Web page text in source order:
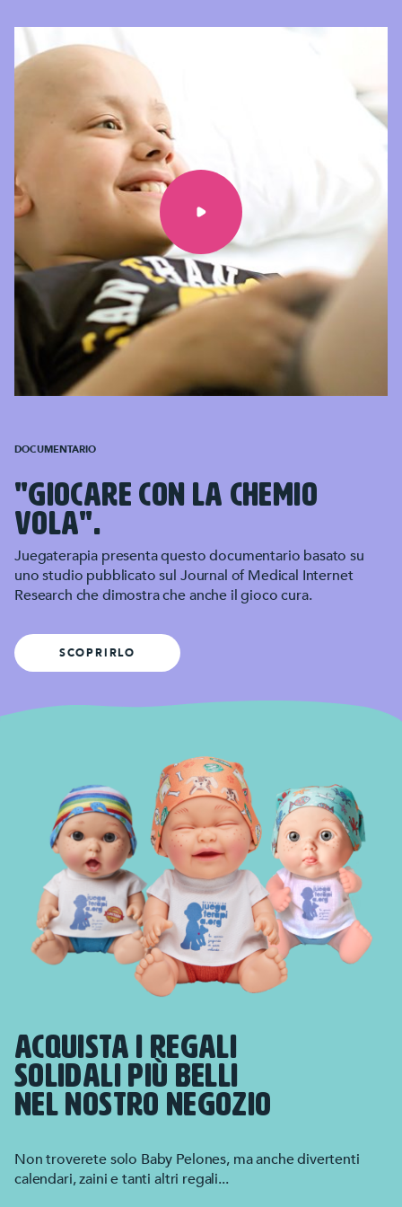
DOCUMENTARIO
"GIOCARE CON LA CHEMIO
VOLA".
Juegaterapia presenta questo documentario basato su
uno studio pubblicato sul Journal of Medical Internet
Research che dimostra che anche il gioco cura.
SCOPRIRLO
ACQUISTA I REGALI
SOLIDALI PIÙ BELLI
NEL NOSTRO NEGOZIO
Non troverete solo Baby Pelones, ma anche divertenti
calendari, zaini e tanti altri regali...